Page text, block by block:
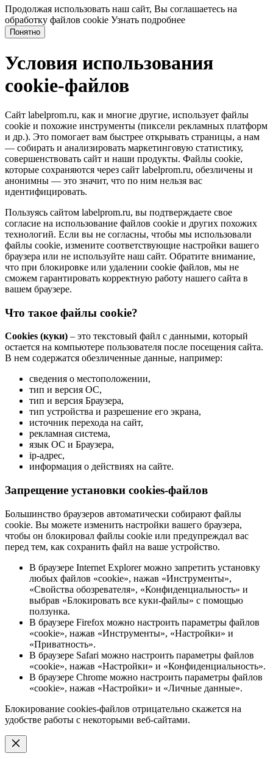
Продолжая использовать наш сайт, Вы соглашаетесь на
обработку файлов cookie Узнать подробнее
Понятно
Условия использования
cookie-файлов
Сайт labelprom.ru, как и многие другие, использует файлы
cookie и похожие инструменты (пиксели рекламных платформ
и др.). Это помогает вам быстрее открывать страницы, а нам
— собирать и анализировать маркетинговую статистику,
совершенствовать сайт и наши продукты. Файлы сookie,
которые сохраняются через сайт labelprom.ru, обезличены и
анонимны — это значит, что по ним нельзя вас
идентифицировать.
Пользуясь сайтом labelprom.ru, вы подтверждаете свое
согласие на использование файлов cookie и других похожих
технологий. Если вы не согласны, чтобы мы использовали
файлы cookie, измените соответствующие настройки вашего
браузера или не используйте наш сайт. Обратите внимание,
что при блокировке или удалении cookie файлов, мы не
сможем гарантировать корректную работу нашего сайта в
вашем браузере.
Что такое файлы cookie?
Cookies (куки) – это текстовый файл с данными, который
остается на компьютере пользователя после посещения сайта.
В нем содержатся обезличенные данные, например:
сведения о местоположении,
тип и версия ОС,
тип и версия Браузера,
тип устройства и разрешение его экрана,
источник перехода на сайт,
рекламная система,
язык ОС и Браузера,
ip-адрес,
информация о действиях на сайте.
Запрещение установки cookies-файлов
Большинство браузеров автоматически собирают файлы
cookie. Вы можете изменить настройки вашего браузера,
чтобы он блокировал файлы cookie или предупреждал вас
перед тем, как сохранить файл на ваше устройство.
В браузере Internet Explorer можно запретить установку
любых файлов «cookie», нажав «Инструменты»,
«Свойства обозревателя», «Конфиденциальность» и
выбрав «Блокировать все куки-файлы» с помощью
ползунка.
В браузере Firefox можно настроить параметры файлов
«cookie», нажав «Инструменты», «Настройки» и
«Приватность».
В браузере Safari можно настроить параметры файлов
«cookie», нажав «Настройки» и «Конфиденциальность».
В браузере Chrome можно настроить параметры файлов
«cookie», нажав «Настройки» и «Личные данные».
Блокирование cookies-файлов отрицательно скажется на
удобстве работы с некоторыми веб-сайтами.